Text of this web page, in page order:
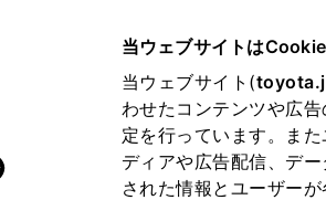
当ウェブサイトは
当ウェブサイト(
わせたコンテンツや広
定を行っています。ま
ディアや広告配信、デ
された情報とユーザー
オーナーサポート トピックス
中古車